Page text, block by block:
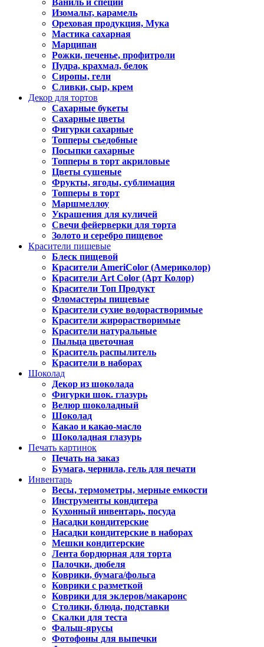
Ваниль и специи
Изомальт, карамель
Ореховая продукция, Мука
Мастика сахарная
Марципан
Рожки, печенье, профитроли
Пудра, крахмал, белок
Сиропы, гели
Сливки, сыр, крем
Декор для тортов
Сахарные букеты
Сахарные цветы
Фигурки сахарные
Топперы съедобные
Посыпки сахарные
Топперы в торт акриловые
Цветы сушеные
Фрукты, ягоды, сублимация
Топперы в торт
Маршмеллоу
Украшения для куличей
Свечи фейерверки для торта
Золото и серебро пищевое
Красители пищевые
Блеск пищевой
Красители AmeriColor (Америколор)
Красители Art Color (Арт Колор)
Красители Топ Продукт
Фломастеры пищевые
Красители сухие водорастворимые
Красители жирорастворимые
Красители натуральные
Пыльца цветочная
Краситель распылитель
Красители в наборах
Шоколад
Декор из шоколада
Фигурки шок. глазурь
Велюр шоколадный
Шоколад
Какао и какао-масло
Шоколадная глазурь
Печать картинок
Печать на заказ
Бумага, чернила, гель для печати
Инвентарь
Весы, термометры, мерные емкости
Инструменты кондитера
Кухонный инвентарь, посуда
Насадки кондитерские
Насадки кондитерские в наборах
Мешки кондитерские
Лента бордюрная для торта
Палочки, дюбеля
Коврики, бумага/фольга
Коврики с разметкой
Коврики для эклеров/макаронс
Столики, блюда, подставки
Скалки для теста
Фальш-ярусы
Фотофоны для выпечки